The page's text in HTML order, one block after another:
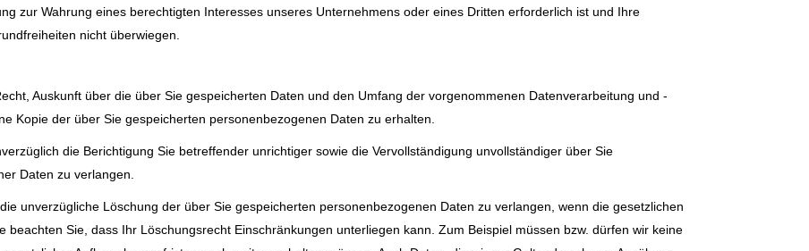
zur Wahrung eines berechtigten Interesses unseres Unternehmens oder eines Dritten erforderlich ist und Ihre
nicht überwiegen.
Auskunft über die über Sie gespeicherten Daten und den Umfang der vorgenommenen Datenverarbeitung und -
Kopie der über Sie gespeicherten personenbezogenen Daten zu erhalten.
die Berichtigung Sie betreffender unrichtiger sowie die Vervollständigung unvollständiger über Sie
Daten zu verlangen.
unverzügliche Löschung der über Sie gespeicherten personenbezogenen Daten zu verlangen, wenn die gesetzlichen
beachten Sie, dass Ihr Löschungsrecht Einschränkungen unterliegen kann. Zum Beispiel müssen bzw. dürfen wir keine